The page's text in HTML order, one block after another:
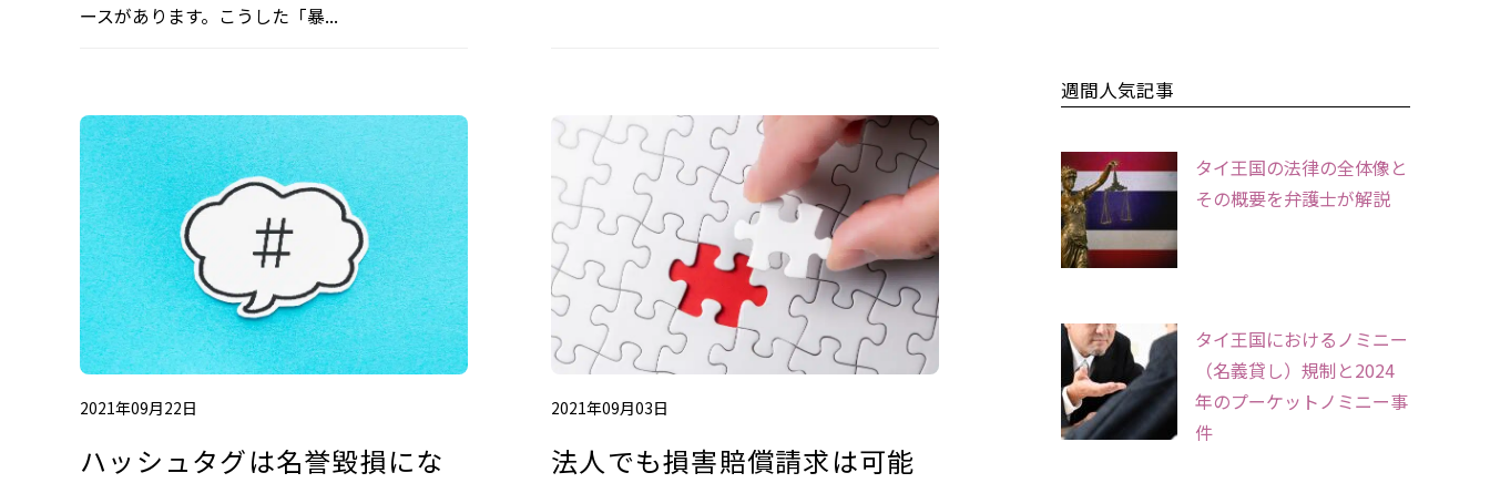
ースがあります。こうした「暴...
2021年09月22日
ハッシュタグは名誉毀損にな
2021年09月03日
法人でも損害賠償請求は可能
週間人気記事
タイ王国の法律の全体像と
その概要を弁護士が解説
タイ王国におけるノミニー
（名義貸し）規制と2024
年のプーケットノミニー事
件